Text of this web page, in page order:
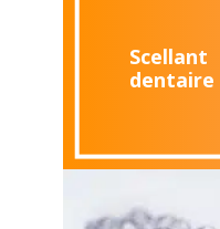
Scellant
dentaire